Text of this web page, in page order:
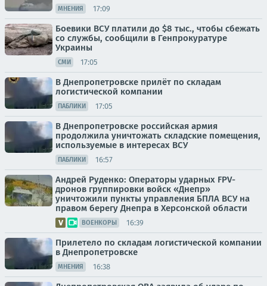
МНЕНИЯ 17:09
Боевики ВСУ платили до $8 тыс., чтобы сбежать
со службы, сообщили в Генпрокуратуре
Украины
СМИ 17:05
В Днепропетровске прилёт по складам
логистической компании
ПАБЛИКИ 17:05
В Днепропетровске российская армия
продолжила уничтожать складские помещения,
используемые в интересах ВСУ
ПАБЛИКИ 16:57
Андрей Руденко: Операторы ударных FPV-
дронов группировки войск «Днепр»
уничтожили пункты управления БПЛА ВСУ на
правом берегу Днепра в Херсонской области
ВОЕНКОРЫ 16:39
Прилетело по складам логистической компании
в Днепропетровске
МНЕНИЯ 16:38